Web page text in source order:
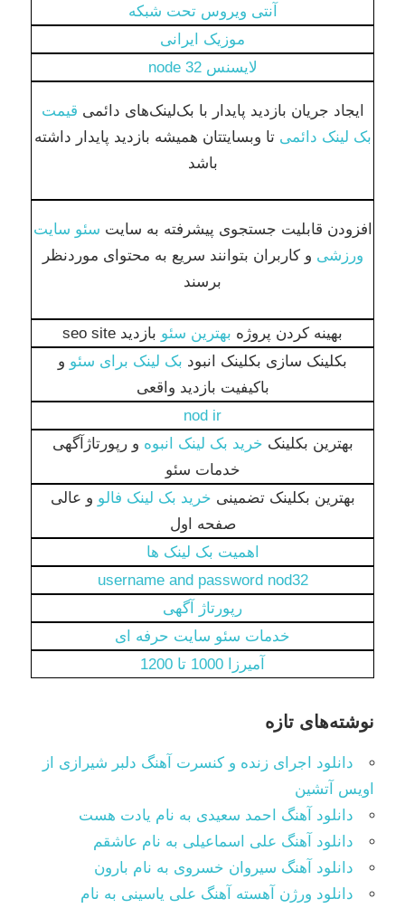
آنتی ویروس تحت شبکه
موزیک ایرانی
لایسنس node 32
ایجاد جریان بازدید پایدار با بک‌لینک‌های دائمی قیمت
بک لینک دائمی تا وبسایتتان همیشه بازدید پایدار داشته
باشد
افزودن قابلیت جستجوی پیشرفته به سایت سئو سایت
ورزشی و کاربران بتوانند سریع به محتوای موردنظر
برسند
بهینه کردن پروژه بهترین سئو بازدید seo site
بکلینک سازی بکلینک انبود بک لینک برای سئو و
باکیفیت بازدید واقعی
nod ir
بهترین بکلینک خرید بک لینک انبوه و رپورتاژآگهی
خدمات سئو
بهترین بکلینک تضمینی خرید بک لینک فالو و عالی
صفحه اول
اهمیت بک لینک ها
username and password nod32
رپورتاژ آگهی
خدمات سئو سایت حرفه ای
آمیرزا 1000 تا 1200
نوشته‌های تازه
دانلود اجرای زنده و کنسرت آهنگ دلبر شیرازی از
اویس آتشین
دانلود آهنگ احمد سعیدی به نام یادت هست
دانلود آهنگ علی اسماعیلی به نام عاشقم
دانلود آهنگ سیروان خسروی به نام بارون
دانلود ورژن آهسته آهنگ علی یاسینی به نام